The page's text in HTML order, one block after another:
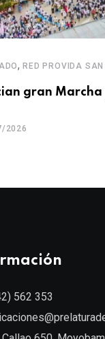
,RED PROVIDA
gran
2026
562 353